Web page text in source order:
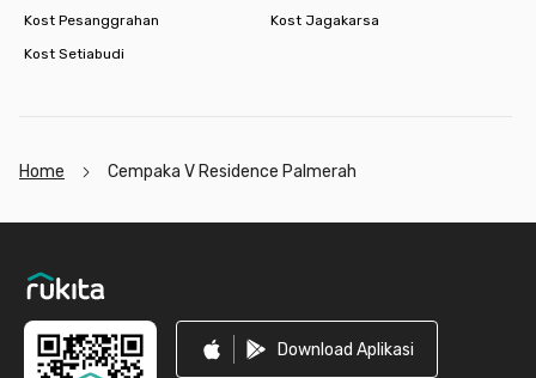
Kost Pesanggrahan
Kost Jagakarsa
Kost Setiabudi
Home Cempaka V Residence Palmerah
Download Aplikasi